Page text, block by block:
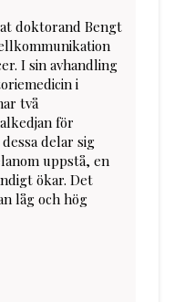
doktorand Bengt
I sin avhandling
i
två
för
delar sig
uppstå, en
ökar. Det
låg och hög